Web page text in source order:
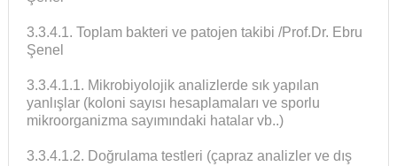
3.3.4.1. Toplam bakteri ve patojen takibi /Prof.Dr. Ebru
Şenel
3.3.4.1.1. Mikrobiyolojik analizlerde sık yapılan
yanlışlar (koloni sayısı hesaplamaları ve sporlu
mikroorganizma sayımındaki hatalar vb..)
3.3.4.1.2. Doğrulama testleri (çapraz analizler ve dış